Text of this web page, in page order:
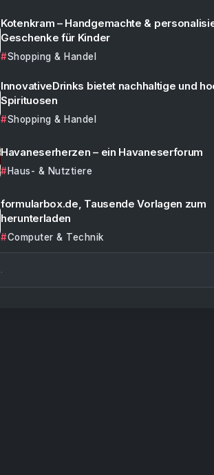
Kotenkram – Handgemachte &
Geschenke für Kinder
Shopping & Handel
InnovativeDrinks bietet nachhaltige und
Spirituosen
Shopping & Handel
Havaneserherzen – ein Havaneserforum
Haus- & Nutztiere
formularbox.de, Tausende Vorlagen zum
herunterladen
Computer & Technik